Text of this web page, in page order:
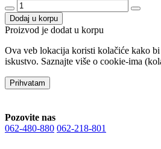
Dodaj u korpu
Proizvod je dodat u korpu
Ova veb lokacija koristi kolačiće kako
iskustvo. Saznajte više o cookie-ima
Prihvatam
Pozovite nas
062-480-880 062-218-801